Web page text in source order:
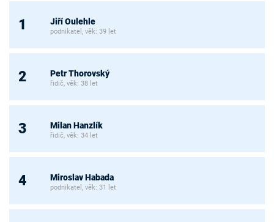
1 Jiří Oulehle
podnikatel, věk: 39 let
2 Petr Thorovský
řidič, věk: 38 let
3 Milan Hanzlík
řidič, věk: 34 let
4 Miroslav Habada
podnikatel, věk: 31 let